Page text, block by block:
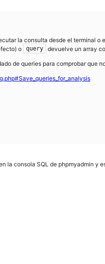
la consulta desde el terminal
o query devuelve un array
de queries para comprobar que
la consola SQL de phpmyadmin y